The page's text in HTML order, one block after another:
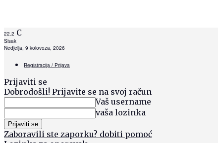
22.2 C
Sisak
Nedjelja, 9 kolovoza, 2026
Registracija / Prijava
Prijaviti se
Dobrodošli! Prijavite se na svoj račun
Vaš username
vaša lozinka
Zaboravili ste zaporku? dobiti pomoć